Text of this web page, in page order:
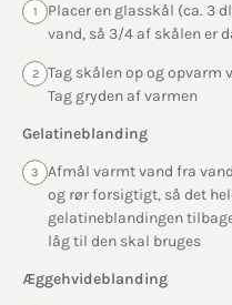
1
Placer en glasskål (ca. 3
vand, så 3/4 af skålen er
2
Tag skålen op og opvarm
Tag gryden af varmen
Gelatineblanding
3
Afmål varmt vand fra
og rør forsigtigt, så det
gelatineblandingen
låg til den skal bruges
Æggehvideblanding